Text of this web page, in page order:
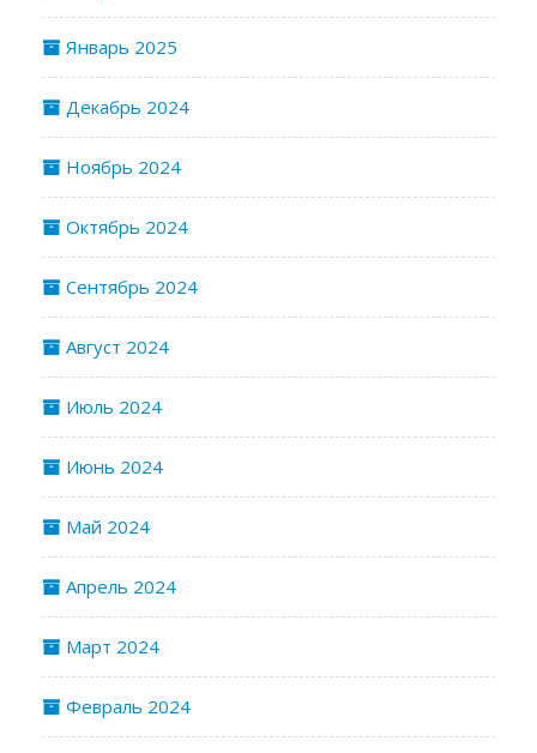
Январь 2025
Декабрь 2024
Ноябрь 2024
Октябрь 2024
Сентябрь 2024
Август 2024
Июль 2024
Июнь 2024
Май 2024
Апрель 2024
Март 2024
Февраль 2024